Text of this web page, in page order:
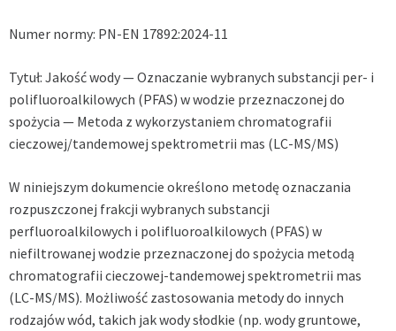
Numer normy: PN-EN 17892:2024-11
Tytuł: Jakość wody — Oznaczanie wybranych substancji per- i
polifluoroalkilowych (PFAS) w wodzie przeznaczonej do
spożycia — Metoda z wykorzystaniem chromatografii
cieczowej/tandemowej spektrometrii mas (LC-MS/MS)
W niniejszym dokumencie określono metodę oznaczania
rozpuszczonej frakcji wybranych substancji
perfluoroalkilowych i polifluoroalkilowych (PFAS) w
niefiltrowanej wodzie przeznaczonej do spożycia metodą
chromatografii cieczowej-tandemowej spektrometrii mas
(LC-MS/MS). Możliwość zastosowania metody do innych
rodzajów wód, takich jak wody słodkie (np. wody gruntowe,